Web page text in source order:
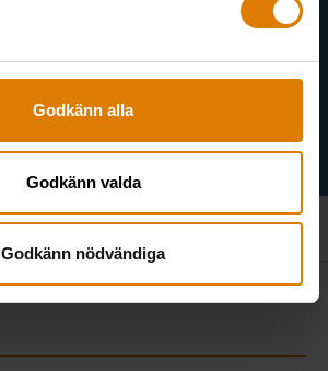
Godkänn alla
Godkänn valda
Godkänn nödvändiga